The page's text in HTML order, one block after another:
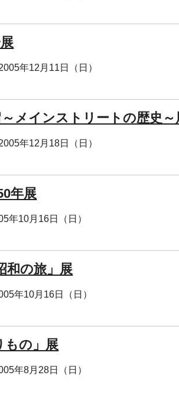
年12月11日（日）
～メインストリートの歴史
年12月18日（日）
年展
年10月16日（日）
和の旅」展
年10月16日（日）
もの」展
年8月28日（日）